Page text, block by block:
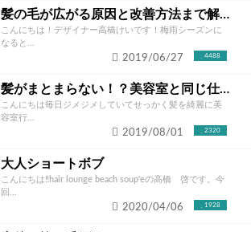
髪の毛が広がる原因と改善方法まで解説します。梅雨でも髪の膨らみを抑えて美髪を目指しましょう！
こんにちは！デザイナー高橋けいです！梅雨シーズンに
なると...
4488
2019/06/27
髪がまとまらない！？美容室と同じ仕上がりにならない原因を解明します！
こんにちは毎日ジメジメしていてせっかく髪を綺麗に美
容室行...
2320
2019/08/01
大人ショートボブ
こんにちは‼️hair lounge beach soup'eの高橋 啓です。今
回...
1928
2020/04/06